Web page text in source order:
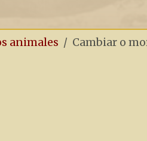
animales Cambiar o